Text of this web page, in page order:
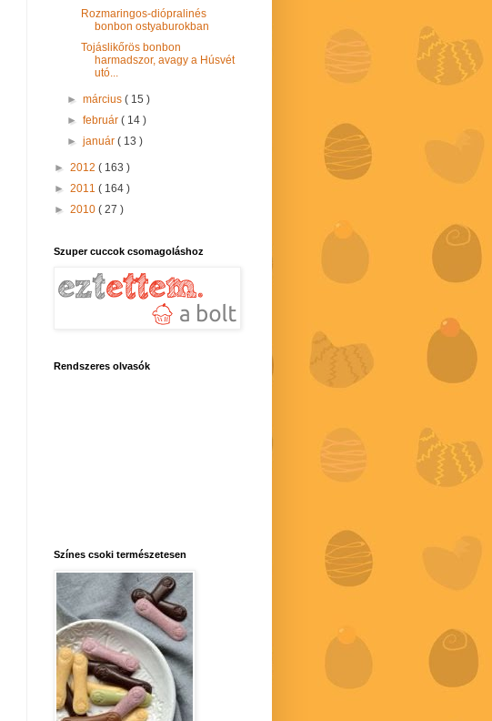
Rozmaringos-diópralinés
bonbon ostyaburokban
Tojáslikőrös bonbon
harmadszor, avagy a Húsvét
utó...
►március( 15 )
►február( 14 )
►január( 13 )
► 2012 ( 163 )
► 2011 ( 164 )
► 2010 ( 27 )
Szuper cuccok csomagoláshoz
Rendszeres olvasók
Színes csoki természetesen